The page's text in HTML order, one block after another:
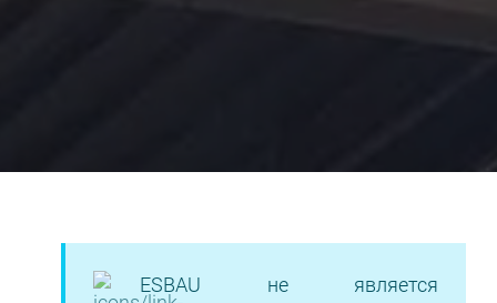
ESBAU не является